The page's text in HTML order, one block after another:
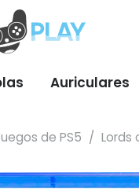
Auriculares
de PS5 / Lords